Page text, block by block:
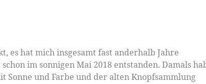
es hat mich insgesamt fast anderhalb Jahre
im sonnigen Mai 2018 entstanden. Damals
und Farbe und der alten Knopfsammlung